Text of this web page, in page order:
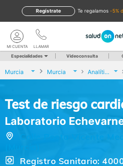
te regalamos -5%
Regístrate
LLAMAR
MI CUENTA
Especialidades Videoconsulta
Murcia Murcia Analíticas y Genética
Test de riesgo
Laboratorio
Registro Sanitario: